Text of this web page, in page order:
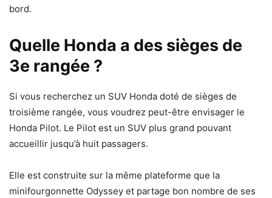
bord.
Quelle Honda a des sièges de
3e rangée ?
Si vous recherchez un SUV Honda doté de sièges de
troisième rangée, vous voudrez peut-être envisager le
Honda Pilot. Le Pilot est un SUV plus grand pouvant
accueillir jusqu’à huit passagers.
Elle est construite sur la même plateforme que la
minifourgonnette Odyssey et partage bon nombre de ses